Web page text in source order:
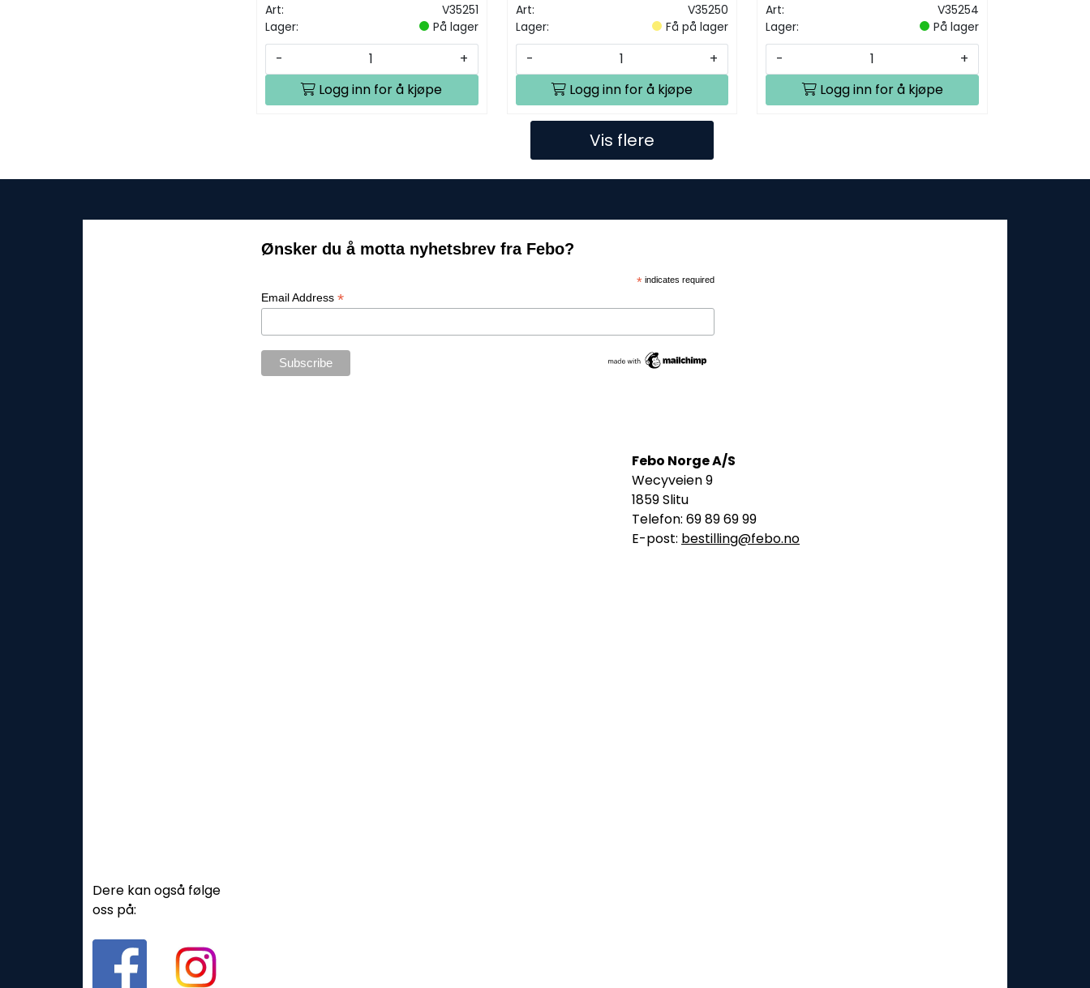
Art:
V35251
Lager:
På lager
-
+
Logg inn for å kjøpe
Art:
V35250
Lager:
Få på lager
-
+
Logg inn for å kjøpe
Art:
V35254
Lager:
På lager
-
+
Logg inn for å kjøpe
Vis flere
Ønsker du å motta nyhetsbrev fra Febo?
*indicates required
Email Address *
Febo Norge A/S
Wecyveien 9
1859 Slitu
Telefon: 69 89 69 99
E-post: bestilling@febo.no
Dere kan også følge
oss på: